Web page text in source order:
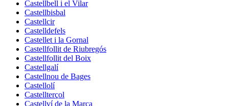
Castellbell i el Vilar
Castellbisbal
Castellcir
Castelldefels
Castellet i la Gornal
Castellfollit de Riubregós
Castellfollit del Boix
Castellgalí
Castellnou de Bages
Castellolí
Castellterçol
Castellví de la Marca